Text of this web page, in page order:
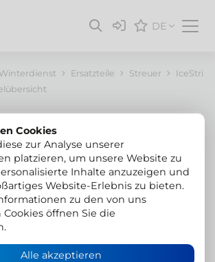
DE
Winterdienst Ersatzteile Streuer
Cookies
zur Analyse unserer
platzieren, um unsere Website zu
Inhalte anzuzeigen und
Website-Erlebnis zu bieten.
zu den von uns
öffnen Sie die
Alle akzeptieren